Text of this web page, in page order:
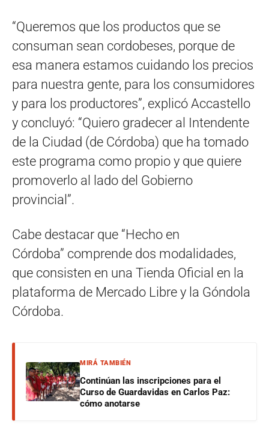
“Queremos que los productos que se
consuman sean cordobeses, porque de
esa manera estamos cuidando los precios
para nuestra gente, para los consumidores
y para los productores”, explicó Accastello
y concluyó: “Quiero gradecer al Intendente
de la Ciudad (de Córdoba) que ha tomado
este programa como propio y que quiere
promoverlo al lado del Gobierno
provincial”.
Cabe destacar que “Hecho en
Córdoba” comprende dos modalidades,
que consisten en una Tienda Oficial en la
plataforma de Mercado Libre y la Góndola
Córdoba.
MIRÁ TAMBIÉN
Continúan las inscripciones para el
Curso de Guardavidas en Carlos Paz:
cómo anotarse